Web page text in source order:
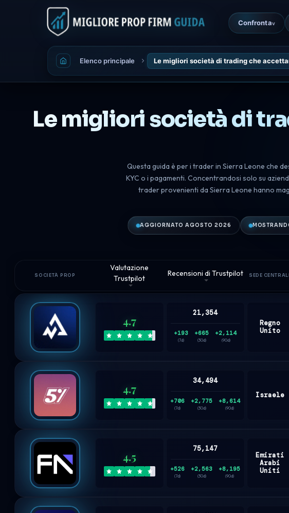
Confrontav
Elenco principale Le migliori società di trading che
Le migliori società di
Questa guida è per i trader in Sierra Leone che
KYC o i pagamenti. Concentrandosi solo su
trader provenienti da Sierra Leone hanno
AGGIORNATO AGOSTO 2026
SOCIETÀ PROP
Valutazione
Trustpilot
Recensioni di Trustpilot SEDE
4.7
21,354
+193
(7d)
+665
(30d)
+2,114
(90d)
Regno
Unito
4.7
34,494
+706
(7d)
+2,775
(30d)
+8,614
(90d)
Israele
4.5
75,147
+526
(7d)
+2,563
(30d)
+8,195
(90d)
Emirati
Arabi
Uniti